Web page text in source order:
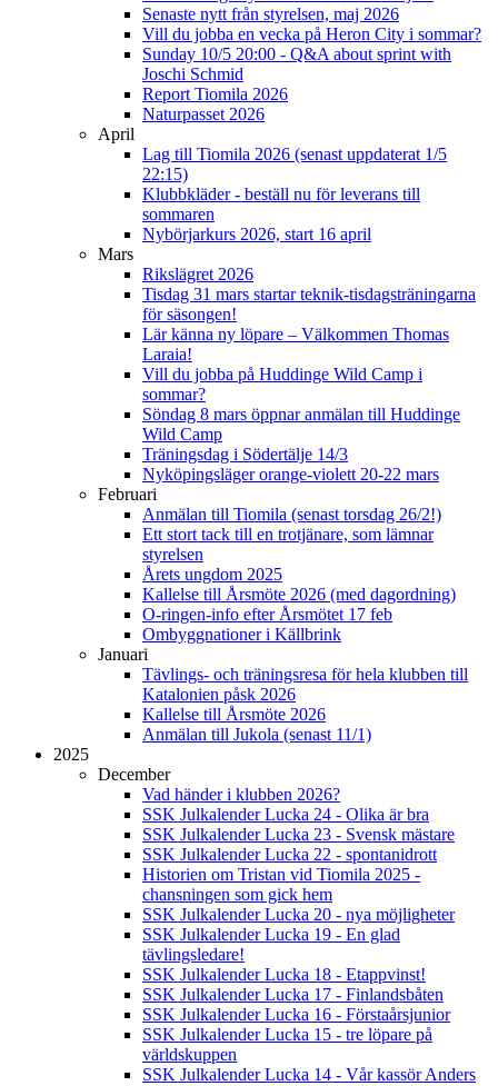
Senaste nytt från styrelsen, maj 2026
Vill du jobba en vecka på Heron City i sommar?
Sunday 10/5 20:00 - Q&A about sprint with
Joschi Schmid
Report Tiomila 2026
Naturpasset 2026
April
Lag till Tiomila 2026 (senast uppdaterat 1/5
22:15)
Klubbkläder - beställ nu för leverans till
sommaren
Nybörjarkurs 2026, start 16 april
Mars
Rikslägret 2026
Tisdag 31 mars startar teknik-tisdagsträningarna
för säsongen!
Lär känna ny löpare – Välkommen Thomas
Laraia!
Vill du jobba på Huddinge Wild Camp i
sommar?
Söndag 8 mars öppnar anmälan till Huddinge
Wild Camp
Träningsdag i Södertälje 14/3
Nyköpingsläger orange-violett 20-22 mars
Februari
Anmälan till Tiomila (senast torsdag 26/2!)
Ett stort tack till en trotjänare, som lämnar
styrelsen
Årets ungdom 2025
Kallelse till Årsmöte 2026 (med dagordning)
O-ringen-info efter Årsmötet 17 feb
Ombyggnationer i Källbrink
Januari
Tävlings- och träningsresa för hela klubben till
Katalonien påsk 2026
Kallelse till Årsmöte 2026
Anmälan till Jukola (senast 11/1)
2025
December
Vad händer i klubben 2026?
SSK Julkalender Lucka 24 - Olika är bra
SSK Julkalender Lucka 23 - Svensk mästare
SSK Julkalender Lucka 22 - spontanidrott
Historien om Tristan vid Tiomila 2025 -
chansningen som gick hem
SSK Julkalender Lucka 20 - nya möjligheter
SSK Julkalender Lucka 19 - En glad
tävlingsledare!
SSK Julkalender Lucka 18 - Etappvinst!
SSK Julkalender Lucka 17 - Finlandsbåten
SSK Julkalender Lucka 16 - Förstaårsjunior
SSK Julkalender Lucka 15 - tre löpare på
världskuppen
SSK Julkalender Lucka 14 - Vår kassör Anders